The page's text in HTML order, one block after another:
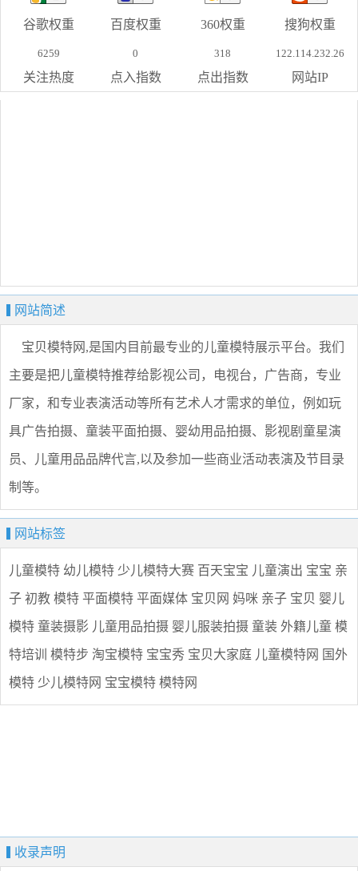
谷歌权重 百度权重 360权重 搜狗权重
6259
关注热度
0
点入指数
318
点出指数
122.114.232.26
网站IP
网站简述
宝贝模特网,是国内目前最专业的儿童模特展示平台。我们
主要是把儿童模特推荐给影视公司，电视台，广告商，专业
厂家，和专业表演活动等所有艺术人才需求的单位，例如玩
具广告拍摄、童装平面拍摄、婴幼用品拍摄、影视剧童星演
员、儿童用品品牌代言,以及参加一些商业活动表演及节目录
制等。
网站标签
儿童模特 幼儿模特 少儿模特大赛 百天宝宝 儿童演出 宝宝 亲
子 初教 模特 平面模特 平面媒体 宝贝网 妈咪 亲子 宝贝 婴儿
模特 童装摄影 儿童用品拍摄 婴儿服装拍摄 童装 外籍儿童 模
特培训 模特步 淘宝模特 宝宝秀 宝贝大家庭 儿童模特网 国外
模特 少儿模特网 宝宝模特 模特网
收录声明